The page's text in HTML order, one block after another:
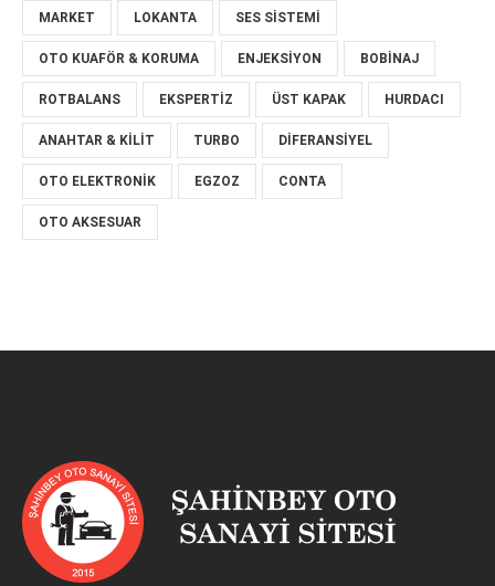
MARKET LOKANTA SES SİSTEMİ
OTO KUAFÖR & KORUMA ENJEKSİYON BOBİNAJ
ROTBALANS EKSPERTIZ ÜST KAPAK HURDACI
ANAHTAR & KILIT TURBO DIFERANSIYEL
OTO ELEKTRONIK EGZOZ CONTA
OTO AKSESUAR